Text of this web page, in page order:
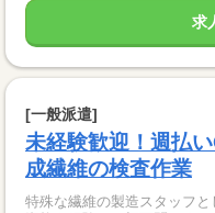
求
[一般派遣]
未経験歓迎！週払
成繊維の検査作業
特殊な繊維の製造スタッフと